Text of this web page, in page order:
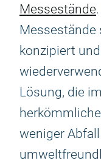
Messestände
konzipiert
Lösung, die
weniger